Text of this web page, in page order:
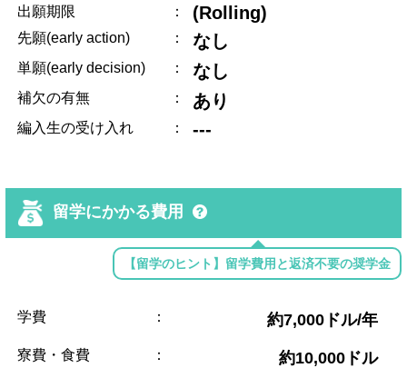
出願期限 ： (Rolling)
先願(early action) ： なし
単願(early decision) ： なし
補欠の有無 ： あり
編入生の受け入れ ： ---
留学にかかる費用
【留学のヒント】留学費用と返済不要の奨学金
学費 ： 約7,000ドル/年
寮費・食費 ： 約10,000ドル